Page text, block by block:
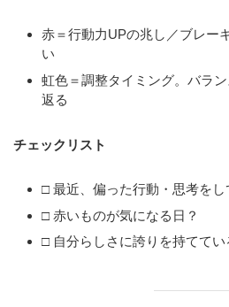
赤＝行動力UPの兆し／ブレー
い
虹色＝調整タイミング。バラ
返る
チェックリスト
□ 最近、偏った行動・思考をし
□ 赤いものが気になる日？
□ 自分らしさに誇りを持ててい